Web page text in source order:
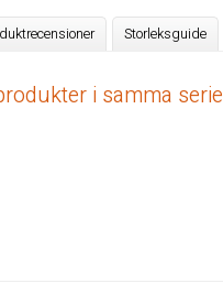
Storleksguide
i samma serie